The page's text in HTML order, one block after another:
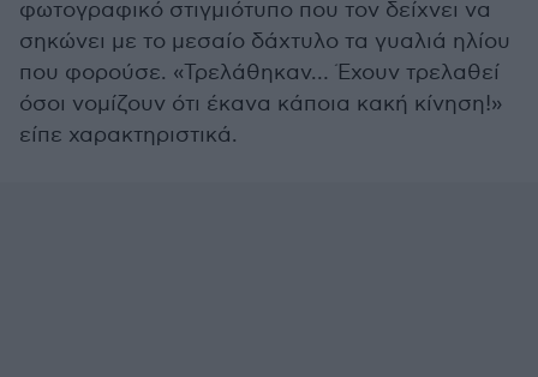
φωτογραφικό στιγμιότυπο που τον δείχνει να
σηκώνει με το μεσαίο δάχτυλο τα γυαλιά ηλίου
που φορούσε. «Τρελάθηκαν… Έχουν τρελαθεί
όσοι νομίζουν ότι έκανα κάποια κακή κίνηση!»
είπε χαρακτηριστικά.